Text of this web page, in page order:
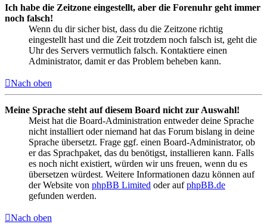
Ich habe die Zeitzone eingestellt, aber die Forenuhr geht immer
noch falsch!
Wenn du dir sicher bist, dass du die Zeitzone richtig
eingestellt hast und die Zeit trotzdem noch falsch ist, geht die
Uhr des Servers vermutlich falsch. Kontaktiere einen
Administrator, damit er das Problem beheben kann.
Nach oben
Meine Sprache steht auf diesem Board nicht zur Auswahl!
Meist hat die Board-Administration entweder deine Sprache
nicht installiert oder niemand hat das Forum bislang in deine
Sprache übersetzt. Frage ggf. einen Board-Administrator, ob
er das Sprachpaket, das du benötigst, installieren kann. Falls
es noch nicht existiert, würden wir uns freuen, wenn du es
übersetzen würdest. Weitere Informationen dazu können auf
der Website von phpBB Limited oder aufphpBB.de
gefunden werden.
Nach oben